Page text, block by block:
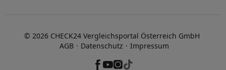
© 2026 CHECK24 Vergleichsportal Österreich GmbH
AGB
Datenschutz Impressum